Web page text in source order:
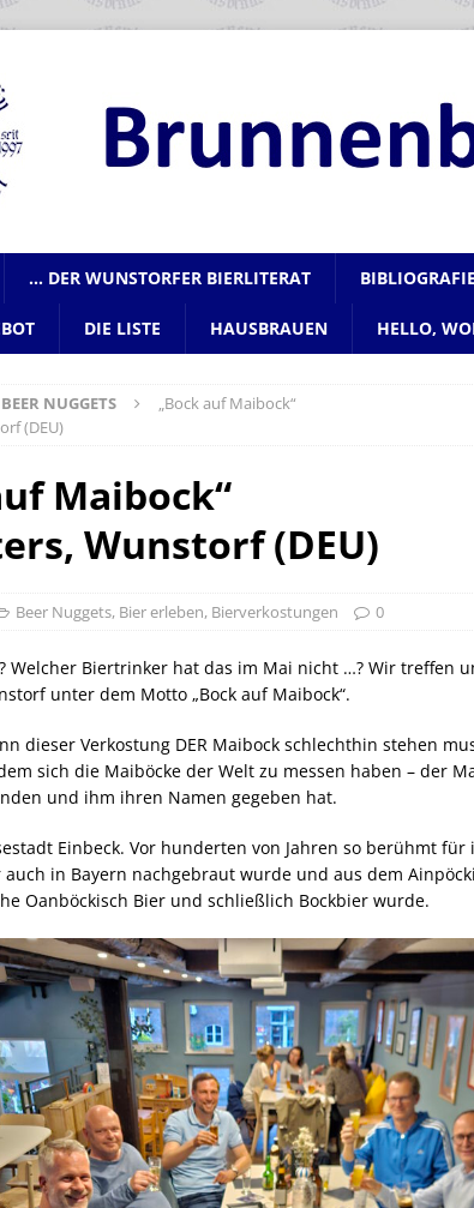
… DER WUNSTORFER BIERLITERAT BIBLIOGRAFIE
DIE LISTE HAUSBRAUEN HELLO,
BEER NUGGETS
„Bock auf Maibock“
(DEU)
Maibock“
Wunstorf (DEU)
Beer Nuggets, Bier erleben, Bierverkostungen 0
Welcher Biertrinker hat das im Mai nicht …? Wir treffen
unter dem Motto „Bock auf Maibock“.
dieser Verkostung DER Maibock schlechthin stehen
sich die Maiböcke der Welt zu messen haben – der
und ihm ihren Namen gegeben hat.
Einbeck. Vor hunderten von Jahren so berühmt für
auch in Bayern nachgebraut wurde und aus dem
Oanböckisch Bier und schließlich Bockbier wurde.